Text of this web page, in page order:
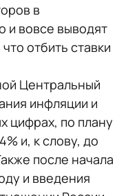
в
и вовсе выводят
отбить ставки
Центральный
инфляции и
цифрах, по плану
и, к слову, до
после начала
и введения